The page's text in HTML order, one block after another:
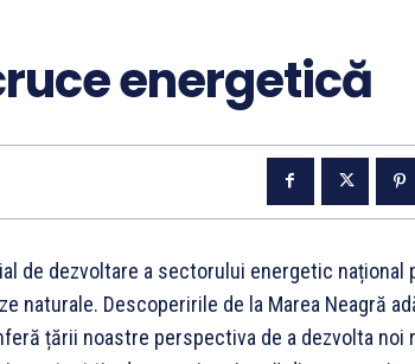
energetică
de dezvoltare a sectorului energetic național
naturale. Descoperirile de la Marea Neagră
țării noastre perspectiva de a dezvolta noi